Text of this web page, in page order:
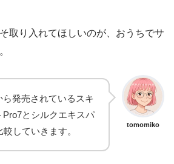
取り入れてほしいのが、おうちでサ
tomomiko
発売されているスキ
とシルクエキスパ
していきます。